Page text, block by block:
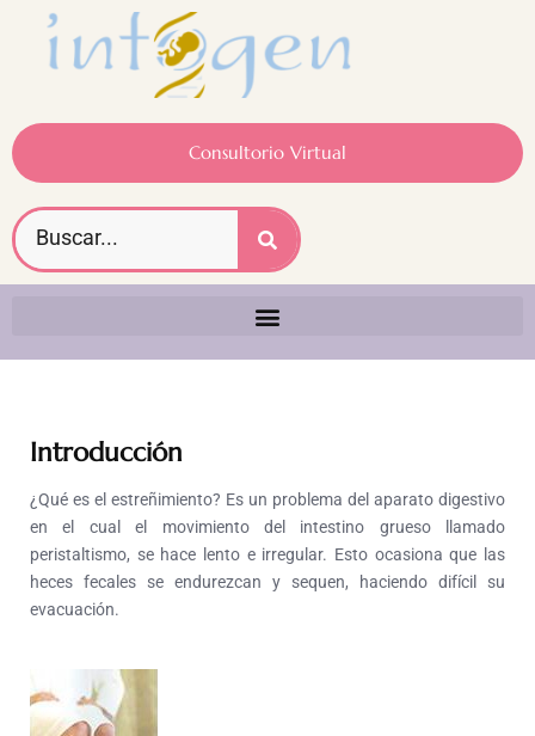
Consultorio Virtual
Introducción
¿Qué es el estreñimiento? Es un problema del aparato digestivo
en el cual el movimiento del intestino grueso llamado
peristaltismo, se hace lento e irregular. Esto ocasiona que las
heces fecales se endurezcan y sequen, haciendo difícil su
evacuación.